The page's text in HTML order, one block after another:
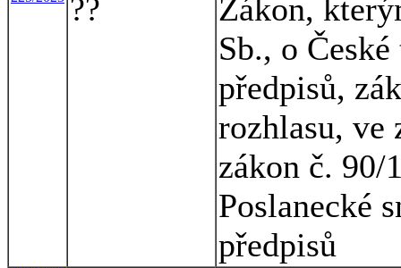
??
Zákon,
Sb., o
předpisů,
rozhlasu, ve
zákon č. 90/
Poslanecké
předpisů